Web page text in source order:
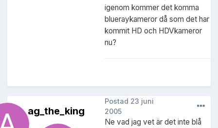
igenom kommer det komma
blueraykameror då som det har
kommit HD och HDVkameror
nu?
ag_the_king
Postad 23 juni
2005
Ne vad jag vet är det inte blå